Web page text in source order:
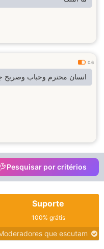
0.6
انسان محترم وحباب وصريح
Pesquisar por critérios
Suporte
100% grátis
que escutam